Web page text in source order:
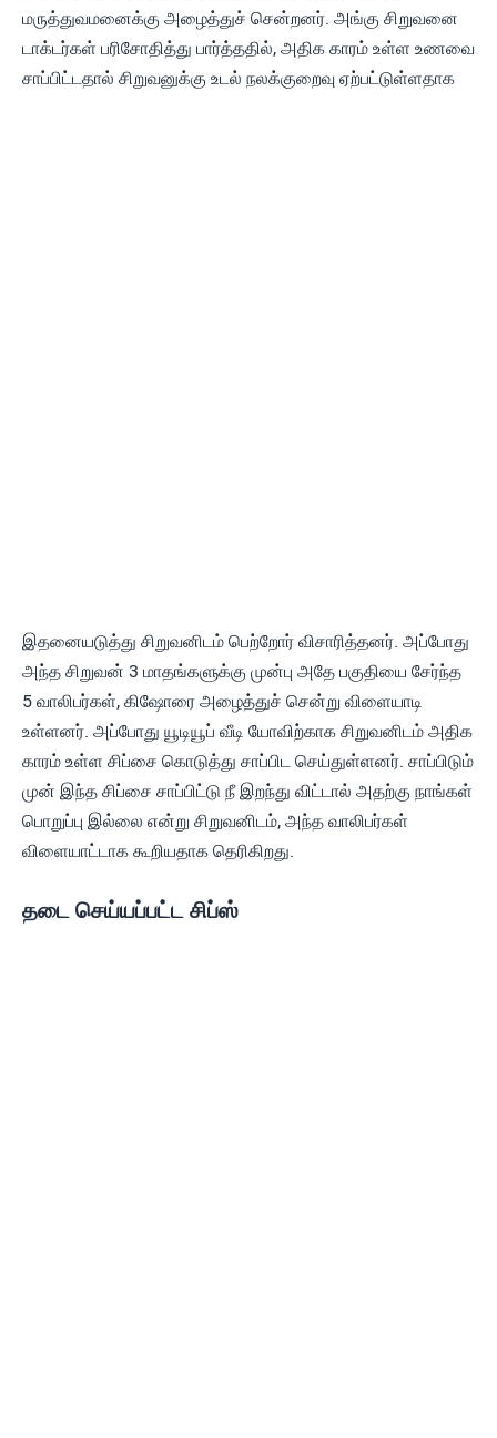
மருத்துவமனைக்கு அழைத்துச் சென்றனர். அங்கு சிறுவனை
டாக்டர்கள் பரிசோதித்து பார்த்ததில், அதிக காரம் உள்ள உணவை
சாப்பிட்டதால் சிறுவனுக்கு உடல் நலக்குறைவு ஏற்பட்டுள்ளதாக
இதனையடுத்து சிறுவனிடம் பெற்றோர் விசாரித்தனர். அப்போது
அந்த சிறுவன் 3 மாதங்களுக்கு முன்பு அதே பகுதியை சேர்ந்த
5 வாலிபர்கள், கிஷோரை அழைத்துச் சென்று விளையாடி
உள்ளனர். அப்போது யூடியூப் வீடி யோவிற்காக சிறுவனிடம் அதிக
காரம் உள்ள சிப்சை கொடுத்து சாப்பிட செய்துள்ளனர். சாப்பிடும்
முன் இந்த சிப்சை சாப்பிட்டு நீ இறந்து விட்டால் அதற்கு நாங்கள்
பொறுப்பு இல்லை என்று சிறுவனிடம், அந்த வாலிபர்கள்
விளையாட்டாக கூறியதாக தெரிகிறது.
தடை செய்யப்பட்ட சிப்ஸ்